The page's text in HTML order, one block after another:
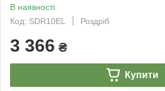
В наявності
Код: SDR10EL
Роздріб
3 366 ₴
Купити